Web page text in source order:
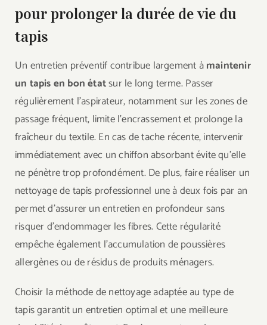
pour prolonger la durée de vie du
tapis
Un entretien préventif contribue largement àmaintenir
un tapis en bon étatsur le long terme. Passer
régulièrement l’aspirateur, notamment sur les zones de
passage fréquent, limite l’encrassement et prolonge la
fraîcheur du textile. En cas de tache récente, intervenir
immédiatement avec un chiffon absorbant évite qu’elle
ne pénètre trop profondément. De plus, faire réaliser un
nettoyage de tapis professionnel une à deux fois par an
permet d’assurer un entretien en profondeur sans
risquer d’endommager les fibres. Cette régularité
empêche également l’accumulation de poussières
allergènes ou de résidus de produits ménagers.
Choisir la méthode de nettoyage adaptée au type de
tapis garantit un entretien optimal et une meilleure